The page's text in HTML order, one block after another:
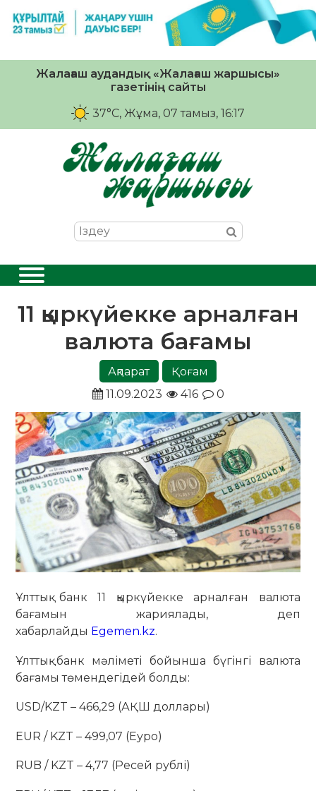
Жалағаш аудандық «Жалағаш жаршысы»
газетінің сайты
37°C, Жұма, 07 тамыз, 16:17
11 қыркүйекке арналған
валюта бағамы
Ақпарат
Қоғам
11.09.2023
416 0
Ұлттық банк 11 қыркүйекке арналған валюта
бағамын жариялады, деп
хабарлайды Egemen.kz.
Ұлттық банк мәліметі бойынша бүгінгі валюта
бағамы төмендегідей болды:
USD/KZT – 466,29 (АҚШ доллары)
EUR / KZT – 499,07 (Еуро)
RUB / KZT – 4,77 (Ресей рублі)